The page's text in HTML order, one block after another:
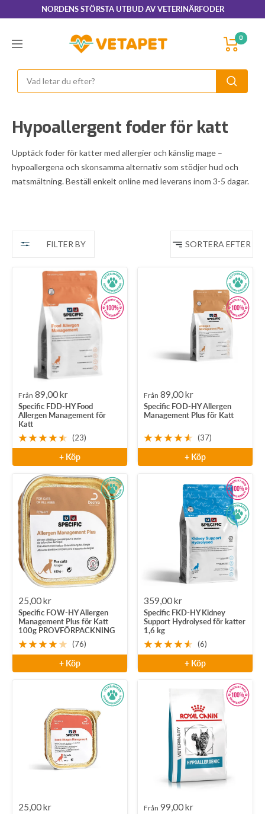
till
NORDENS STÖRSTA UTBUD AV VETERINÄRFODER
Navigering
VetaPet.com 0
Hypoallergent foder för katt
Upptäck foder för katter med allergier och känslig mage –
hypoallergena och skonsamma alternativ som stödjer hud och
matsmältning. Beställ enkelt online med leverans inom 3-5 dagar.
FILTER BY SORTERA EFTER
Rea-
pris
Från 89,00 kr
Specific FDD-HY Food
Allergen Management för
Katt
(23)
+ Köp
Rea-
pris
Från 89,00 kr
Specific FOD-HY Allergen
Management Plus för Katt
(37)
+ Köp
Rea-
pris
25,00 kr
Specific FOW-HY Allergen
Management Plus för Katt
100g PROVFÖRPACKNING
(76)
+ Köp
Rea-
pris
359,00 kr
Specific FKD-HY Kidney
Support Hydrolysed för katter
1,6 kg
(6)
+ Köp
Rea-
25,00 kr
Rea-
Från 99,00 kr